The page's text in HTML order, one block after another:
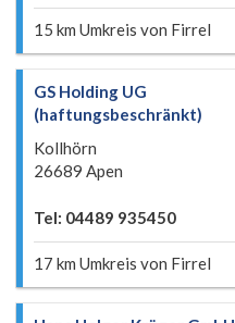
15 km Umkreis von Firrel
GS Holding UG
(haftungsbeschränkt)
Kollhörn
26689 Apen
Tel: 04489 935450
17 km Umkreis von Firrel